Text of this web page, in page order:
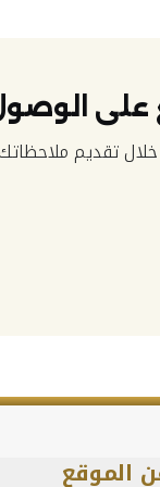
تقديم
الموقع